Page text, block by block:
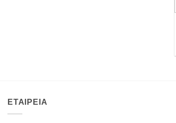
ΕΤΑΙΡΕΙΑ